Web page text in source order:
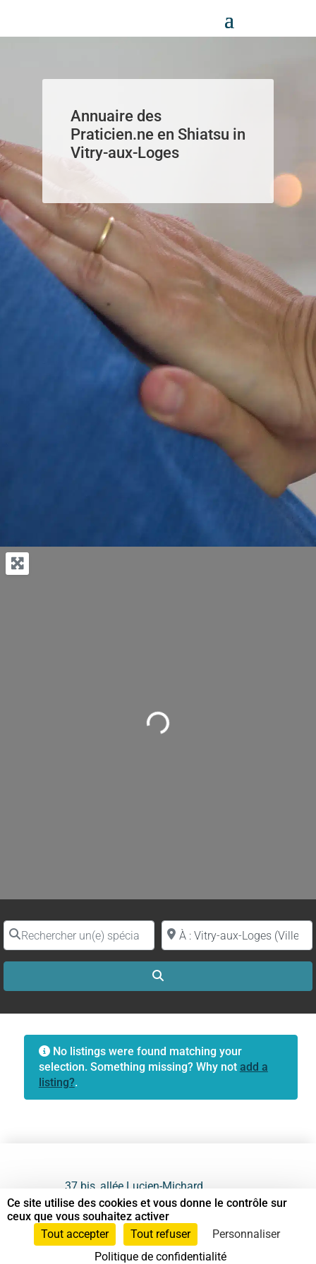
Annuaire des
Praticien.ne en Shiatsu in
Vitry-aux-Loges
Loading...
Rechercher un(e) spécialiste par nomProche de (ville ou région)
No listings were found matching your
selection. Something missing? Why not add a
listing?.
37 bis, allée Lucien-Michard
93190 Livry-Gargan
06 61 87 28 09
Ce site utilise des cookies et vous donne le contrôle sur
ceux que vous souhaitez activer
Tout accepter
Tout refuser
Personnaliser
Politique de confidentialité